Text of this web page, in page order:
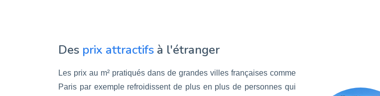
Des prix attractifs à l'étranger
Les prix au m² pratiqués dans de grandes villes françaises comme
Paris par exemple refroidissent de plus en plus de personnes qui